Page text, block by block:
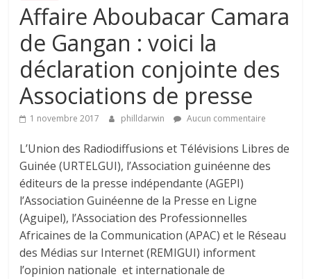
Affaire Aboubacar Camara
de Gangan : voici la
déclaration conjointe des
Associations de presse
1 novembre 2017 philldarwin Aucun commentaire
L’Union des Radiodiffusions et Télévisions Libres de
Guinée (URTELGUI), l’Association guinéenne des
éditeurs de la presse indépendante (AGEPI)
l’Association Guinéenne de la Presse en Ligne
(Aguipel), l’Association des Professionnelles
Africaines de la Communication (APAC) et le Réseau
des Médias sur Internet (REMIGUI) informent
l’opinion nationale et internationale de